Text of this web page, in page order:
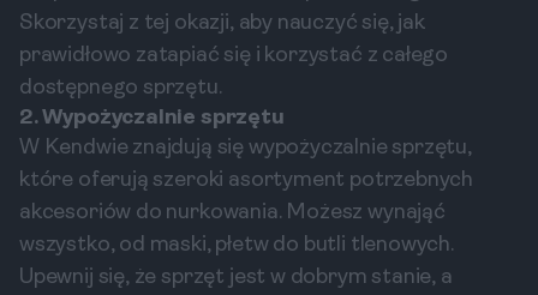
Skorzystaj z tej okazji, aby nauczyć się, jak
prawidłowo zatapiać się i korzystać z całego
dostępnego sprzętu.
2. Wypożyczalnie sprzętu
W Kendwie znajdują się wypożyczalnie sprzętu,
które oferują szeroki asortyment potrzebnych
akcesoriów do nurkowania. Możesz wynająć
wszystko, od maski, płetw do butli tlenowych.
Upewnij się, że sprzęt jest w dobrym stanie, a